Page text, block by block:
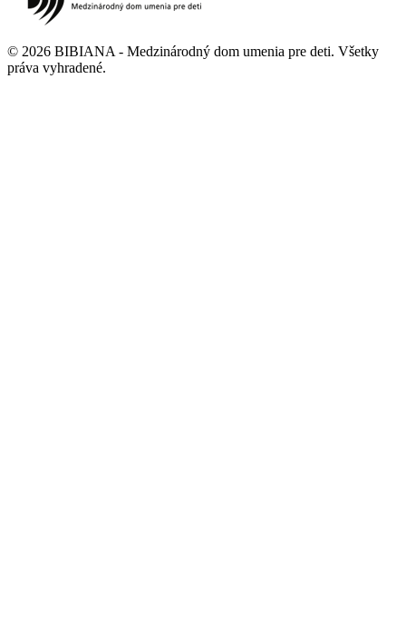
© 2026 BIBIANA - Medzinárodný dom umenia pre deti. Všetky
práva vyhradené.